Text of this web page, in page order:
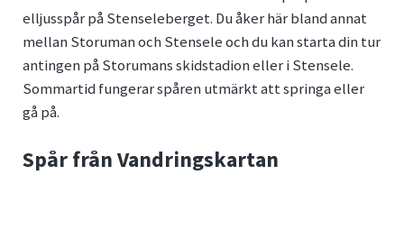
elljusspår på Stenseleberget. Du åker här bland annat
mellan Storuman och Stensele och du kan starta din tur
antingen på Storumans skidstadion eller i Stensele.
Sommartid fungerar spåren utmärkt att springa eller
gå på.
Spår från Vandringskartan